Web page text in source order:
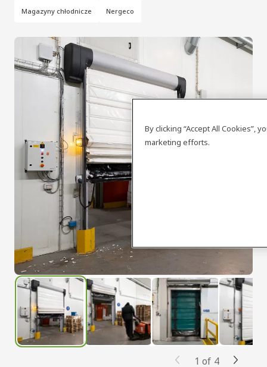
Magazyny chłodnicze Nergeco
1 of 4
By clicking “Accept All Cookies”,
marketing efforts.